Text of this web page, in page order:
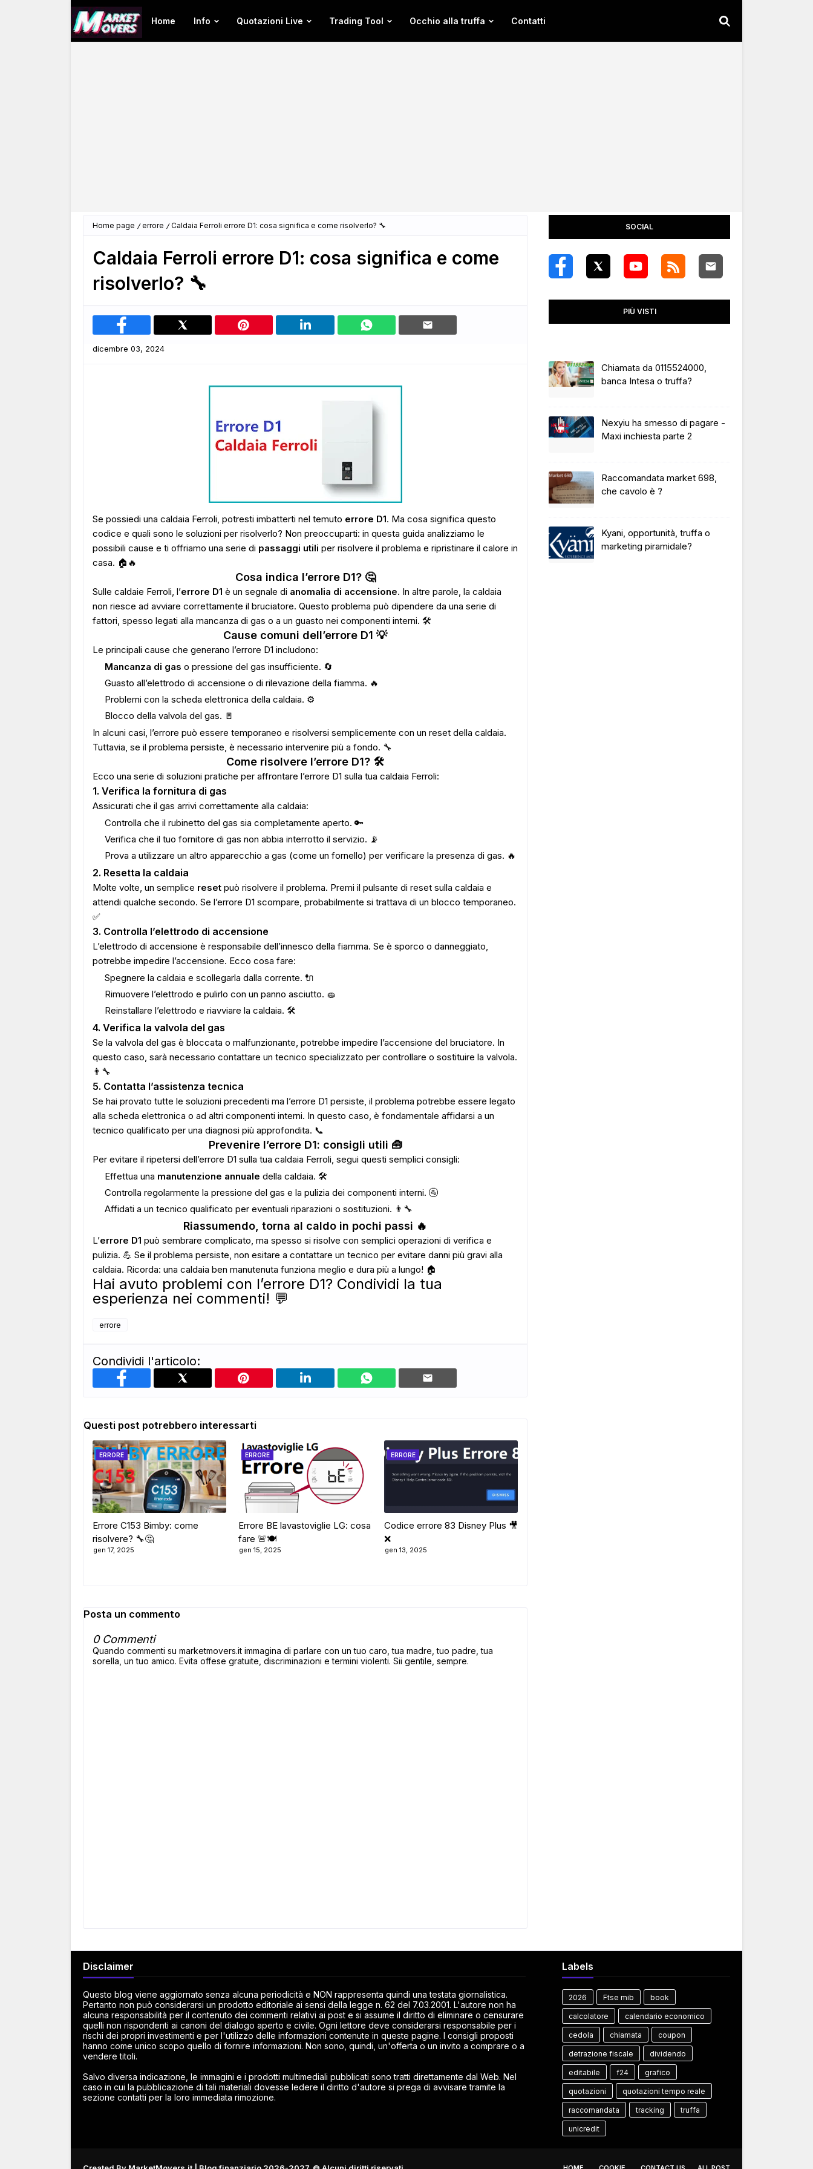
Home Info Quotazioni Live Trading Tool Occhio alla truffa Contatti
ADS
Home page errore Caldaia Ferroli errore D1: cosa significa e come risolverlo? 🔧
Caldaia Ferroli errore D1: cosa significa e come
risolverlo? 🔧
dicembre 03, 2024
Se possiedi una caldaia Ferroli, potresti imbatterti nel temuto errore D1. Ma cosa significa questo
codice e quali sono le soluzioni per risolverlo? Non preoccuparti: in questa guida analizziamo le
possibili cause e ti offriamo una serie di passaggi utili per risolvere il problema e ripristinare il calore in
casa. 🏠🔥
Cosa indica l’errore D1? 🤔
Sulle caldaie Ferroli, l’errore D1 è un segnale di anomalia di accensione. In altre parole, la caldaia
non riesce ad avviare correttamente il bruciatore. Questo problema può dipendere da una serie di
fattori, spesso legati alla mancanza di gas o a un guasto nei componenti interni. 🛠️
Cause comuni dell’errore D1 💡
Le principali cause che generano l’errore D1 includono:
Mancanza di gas o pressione del gas insufficiente. 🔄
Guasto all’elettrodo di accensione o di rilevazione della fiamma. 🔥
Problemi con la scheda elettronica della caldaia. ⚙️
Blocco della valvola del gas. 🚪
In alcuni casi, l’errore può essere temporaneo e risolversi semplicemente con un reset della caldaia.
Tuttavia, se il problema persiste, è necessario intervenire più a fondo. 🔧
Come risolvere l’errore D1? 🛠️
Ecco una serie di soluzioni pratiche per affrontare l’errore D1 sulla tua caldaia Ferroli:
1. Verifica la fornitura di gas
Assicurati che il gas arrivi correttamente alla caldaia:
Controlla che il rubinetto del gas sia completamente aperto. 🔑
Verifica che il tuo fornitore di gas non abbia interrotto il servizio. 📡
Prova a utilizzare un altro apparecchio a gas (come un fornello) per verificare la presenza di gas. 🔥
2. Resetta la caldaia
Molte volte, un semplice reset può risolvere il problema. Premi il pulsante di reset sulla caldaia e
attendi qualche secondo. Se l’errore D1 scompare, probabilmente si trattava di un blocco temporaneo.
✅
3. Controlla l’elettrodo di accensione
L’elettrodo di accensione è responsabile dell’innesco della fiamma. Se è sporco o danneggiato,
potrebbe impedire l’accensione. Ecco cosa fare:
Spegnere la caldaia e scollegarla dalla corrente. 🔌
Rimuovere l’elettrodo e pulirlo con un panno asciutto. 🧽
Reinstallare l’elettrodo e riavviare la caldaia. 🛠️
4. Verifica la valvola del gas
Se la valvola del gas è bloccata o malfunzionante, potrebbe impedire l’accensione del bruciatore. In
questo caso, sarà necessario contattare un tecnico specializzato per controllare o sostituire la valvola.
👨‍🔧
5. Contatta l’assistenza tecnica
Se hai provato tutte le soluzioni precedenti ma l’errore D1 persiste, il problema potrebbe essere legato
alla scheda elettronica o ad altri componenti interni. In questo caso, è fondamentale affidarsi a un
tecnico qualificato per una diagnosi più approfondita. 📞
Prevenire l’errore D1: consigli utili 🧰
Per evitare il ripetersi dell’errore D1 sulla tua caldaia Ferroli, segui questi semplici consigli:
Effettua una manutenzione annuale della caldaia. 🛠️
Controlla regolarmente la pressione del gas e la pulizia dei componenti interni. 🚰
Affidati a un tecnico qualificato per eventuali riparazioni o sostituzioni. 👨‍🔧
Riassumendo, torna al caldo in pochi passi 🔥
L’errore D1 può sembrare complicato, ma spesso si risolve con semplici operazioni di verifica e
pulizia. 💪 Se il problema persiste, non esitare a contattare un tecnico per evitare danni più gravi alla
caldaia. Ricorda: una caldaia ben manutenuta funziona meglio e dura più a lungo! 🏠
Hai avuto problemi con l’errore D1? Condividi la tua
esperienza nei commenti! 💬
errore
Condividi l'articolo:
Questi post potrebbero interessarti
ERRORE
Errore C153 Bimby: come
risolvere? 🔧🤔
gen 17, 2025
ERRORE
Errore BE lavastoviglie LG: cosa
fare 🚨🍽️
gen 15, 2025
ERRORE
Codice errore 83 Disney Plus 🎥
❌
gen 13, 2025
Posta un commento
0 Commenti
Quando commenti su marketmovers.it immagina di parlare con un tuo caro, tua madre, tuo padre, tua
sorella, un tuo amico. Evita offese gratuite, discriminazioni e termini violenti. Sii gentile, sempre.
SOCIAL
PIÙ VISTI
Chiamata da 0115524000,
banca Intesa o truffa?
Nexyiu ha smesso di pagare -
Maxi inchiesta parte 2
Raccomandata market 698,
che cavolo è ?
Kyani, opportunità, truffa o
marketing piramidale?
Disclaimer
Questo blog viene aggiornato senza alcuna periodicità e NON rappresenta quindi una testata giornalistica.
Pertanto non può considerarsi un prodotto editoriale ai sensi della legge n. 62 del 7.03.2001. L'autore non ha
alcuna responsabilità per il contenuto dei commenti relativi ai post e si assume il diritto di eliminare o censurare
quelli non rispondenti ai canoni del dialogo aperto e civile. Ogni lettore deve considerarsi responsabile per i
rischi dei propri investimenti e per l'utilizzo delle informazioni contenute in queste pagine. I consigli proposti
hanno come unico scopo quello di fornire informazioni. Non sono, quindi, un'offerta o un invito a comprare o a
vendere titoli.
Salvo diversa indicazione, le immagini e i prodotti multimediali pubblicati sono tratti direttamente dal Web. Nel
caso in cui la pubblicazione di tali materiali dovesse ledere il diritto d'autore si prega di avvisare tramite la
sezione contatti per la loro immediata rimozione.
Labels
2026 Ftse mib book
calcolatore calendario economico
cedola chiamata coupon
detrazione fiscale dividendo
editabile f24 grafico
quotazioni quotazioni tempo reale
raccomandata tracking truffa
unicredit